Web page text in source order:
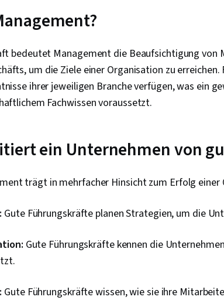
bedeutet Management die Beaufsichtigung von
um die Ziele einer Organisation zu
ihrer jeweiligen Branche verfügen, was ein
Fachwissen voraussetzt.
ein Unternehmen von
trägt in mehrfacher Hinsicht zum Erfolg einer
Gute Führungskräfte planen Strategien, um die
Gute Führungskräfte kennen die
Gute Führungskräfte wissen, wie sie ihre